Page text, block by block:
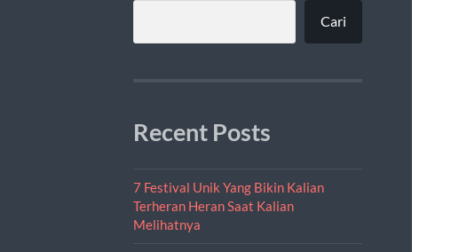
Cari
Recent Posts
7 Festival Unik Yang Bikin Kalian
Terheran Heran Saat Kalian
Melihatnya